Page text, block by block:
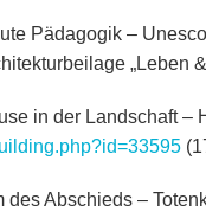
Pädagogik –
„Leben
in der Landschaft –
des Abschieds –